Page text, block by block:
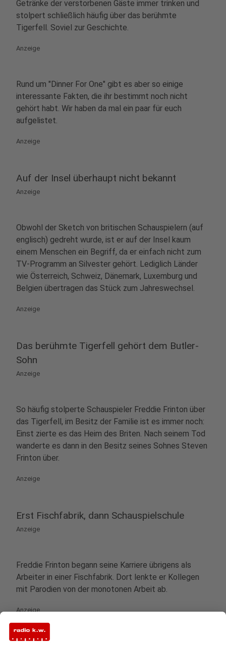
Getränke der verstorbenen Gäste immer trinken und
stolpert schließlich häufig über das berühmte
Tigerfell. Soviel zur Geschichte.
Anzeige
Rund um "Dinner For One" gibt es aber so einige
interessante Fakten, die ihr bestimmt noch nicht
gehört habt. Wir haben da mal ein paar für euch
aufgelistet.
Anzeige
Auf der Insel überhaupt nicht bekannt
Anzeige
Obwohl der Sketch von britischen Schauspielern (auf
englisch) gedreht wurde, ist er auf der Insel kaum
einem Menschen ein Begriff, da er einfach nicht zum
TV-Programm an Silvester gehört. Lediglich Länder
wie Österreich, Schweiz, Dänemark, Luxemburg und
Belgien übertragen das Stück zum Jahreswechsel.
Anzeige
Das berühmte Tigerfell gehört dem Butler-
Sohn
Anzeige
So häufig stolperte Schauspieler Freddie Frinton über
das Tigerfell, im Besitz der Familie ist es immer noch:
Einst zierte es das Heim des Briten. Nach seinem Tod
wanderte es dann in den Besitz seines Sohnes Steven
Frinton über.
Anzeige
Erst Fischfabrik, dann Schauspielschule
Anzeige
Freddie Frinton begann seine Karriere übrigens als
Arbeiter in einer Fischfabrik. Dort lenkte er Kollegen
mit Parodien von der monotonen Arbeit ab.
Anzeige